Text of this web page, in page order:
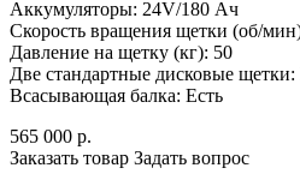
Аккумуляторы: 24V/180 Ач
Скорость вращения щетки (об/
Давление на щетку (кг): 50
Две стандартные дисковые щетки:
Всасывающая балка: Есть
565 000 р.
Заказать товар Задать вопрос